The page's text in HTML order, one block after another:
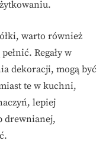
warto również
Regały w
dekoracji, mogą być
te w kuchni,
lepiej
drewnianej,